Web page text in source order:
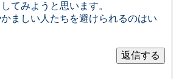
てみようと思います。
ましい人たちを避けられるのはい